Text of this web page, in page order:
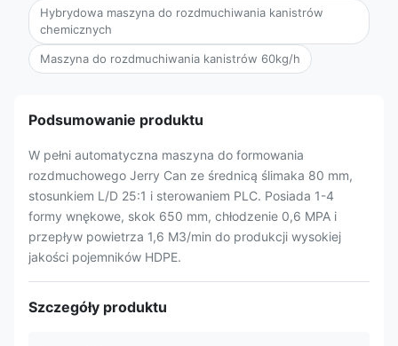
Hybrydowa maszyna do rozdmuchiwania kanistrów
chemicznych
Maszyna do rozdmuchiwania kanistrów 60kg/h
Podsumowanie produktu
W pełni automatyczna maszyna do formowania
rozdmuchowego Jerry Can ze średnicą ślimaka 80 mm,
stosunkiem L/D 25:1 i sterowaniem PLC. Posiada 1-4
formy wnękowe, skok 650 mm, chłodzenie 0,6 MPA i
przepływ powietrza 1,6 M3/min do produkcji wysokiej
jakości pojemników HDPE.
Szczegóły produktu